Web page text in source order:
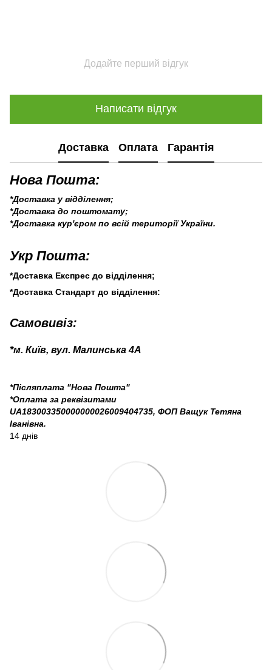
Додайте перший відгук
Написати відгук
Доставка Оплата Гарантія
Нова Пошта:
*Доставка у відділення;
*Доставка до поштомату;
*Доставка кур'єром по всій території України.
Укр Пошта:
*Доставка Експрес до відділення;
*Доставка Стандарт до відділення:
Самовивіз:
*м. Київ, вул. Малинська 4А
*Післяплата "Нова Пошта"
*Оплата за реквізитами
UA183003350000000026009404735, ФОП Ващук Тетяна
Іванівна.
14 днів